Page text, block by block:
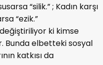
“silik.” ; Kadın karşı
“ezik.”
ki kimse
Bunda elbetteki sosyal
katkısı da